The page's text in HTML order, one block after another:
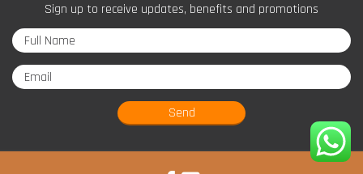
Sign up to receive updates, benefits and promotions
Send